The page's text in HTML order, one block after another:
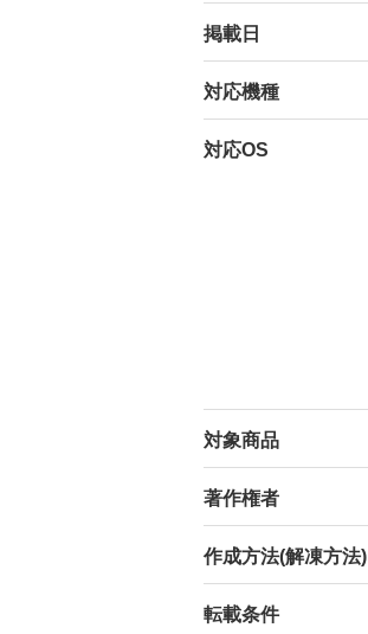
掲載日
対応機種
対応OS
対象商品
著作権者
作成方法(解凍方法)
転載条件